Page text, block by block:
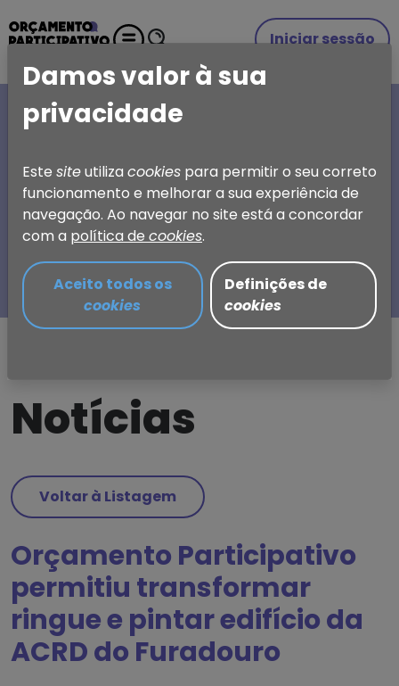
Iniciar sessão
ESCOLHA
Orçamento Participativo
de Torres Vedras
Notícias
Voltar à Listagem
Orçamento Participativo
permitiu transformar
ringue e pintar edifício da
ACRD do Furadouro
Damos valor à sua
privacidade
Este siteutiliza cookies para permitir o seu correto
funcionamento e melhorar a sua experiência de
navegação. Ao navegar no site está a concordar
com a política de cookies.
Aceito todos os
cookies
Definições de
cookies